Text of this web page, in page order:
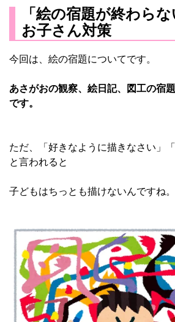
「絵の宿題が終わら
お子さん対策
今回は、絵の宿題についてです。
あさがおの観察、絵日記、図工の宿
です。
ただ、「好きなように描きなさい」
と言われると
子どもはちっとも描けないんですね。